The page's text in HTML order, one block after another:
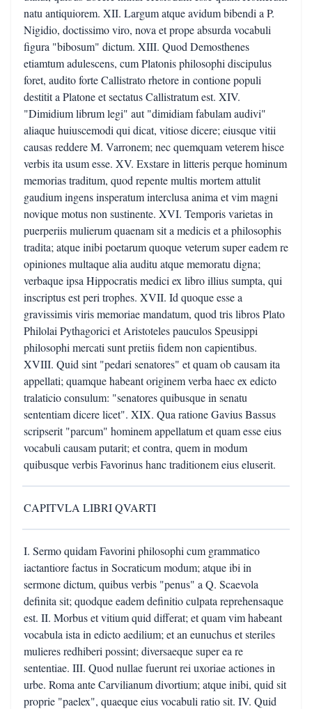
natu antiquiorem. XII. Largum atque avidum bibendi a P.
Nigidio, doctissimo viro, nova et prope absurda vocabuli
figura "bibosum" dictum. XIII. Quod Demosthenes
etiamtum adulescens, cum Platonis philosophi discipulus
foret, audito forte Callistrato rhetore in contione populi
destitit a Platone et sectatus Callistratum est. XIV.
"Dimidium librum legi" aut "dimidiam fabulam audivi"
aliaque huiuscemodi qui dicat, vitiose dicere; eiusque vitii
causas reddere M. Varronem; nec quemquam veterem hisce
verbis ita usum esse. XV. Exstare in litteris perque hominum
memorias traditum, quod repente multis mortem attulit
gaudium ingens insperatum interclusa anima et vim magni
novique motus non sustinente. XVI. Temporis varietas in
puerperiis mulierum quaenam sit a medicis et a philosophis
tradita; atque inibi poetarum quoque veterum super eadem re
opiniones multaque alia auditu atque memoratu digna;
verbaque ipsa Hippocratis medici ex libro illius sumpta, qui
inscriptus est peri trophes. XVII. Id quoque esse a
gravissimis viris memoriae mandatum, quod tris libros Plato
Philolai Pythagorici et Aristoteles pauculos Speusippi
philosophi mercati sunt pretiis fidem non capientibus.
XVIII. Quid sint "pedari senatores" et quam ob causam ita
appellati; quamque habeant originem verba haec ex edicto
tralaticio consulum: "senatores quibusque in senatu
sententiam dicere licet". XIX. Qua ratione Gavius Bassus
scripserit "parcum" hominem appellatum et quam esse eius
vocabuli causam putarit; et contra, quem in modum
quibusque verbis Favorinus hanc traditionem eius eluserit.
CAPITVLA LIBRI QVARTI
I. Sermo quidam Favorini philosophi cum grammatico
iactantiore factus in Socraticum modum; atque ibi in
sermone dictum, quibus verbis "penus" a Q. Scaevola
definita sit; quodque eadem definitio culpata reprehensaque
est. II. Morbus et vitium quid differat; et quam vim habeant
vocabula ista in edicto aedilium; et an eunuchus et steriles
mulieres redhiberi possint; diversaeque super ea re
sententiae. III. Quod nullae fuerunt rei uxoriae actiones in
urbe. Roma ante Carvilianum divortium; atque inibi, quid sit
proprie "paelex", quaeque eius vocabuli ratio sit. IV. Quid